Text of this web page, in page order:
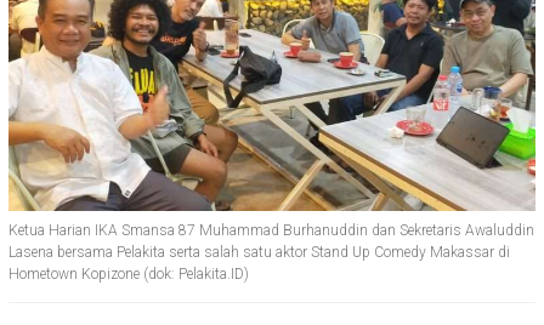
Ketua Harian IKA Smansa 87 Muhammad Burhanuddin dan Sekretaris Awaluddin
Lasena bersama Pelakita serta salah satu aktor Stand Up Comedy Makassar di
Hometown Kopizone (dok: Pelakita.ID)